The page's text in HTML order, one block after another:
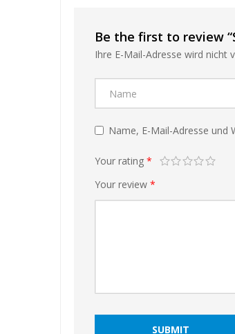
Be the first to review
Ihre E-Mail-Adresse wird nicht
Name, E-Mail-Adresse und
Your rating *
Your review *
❅